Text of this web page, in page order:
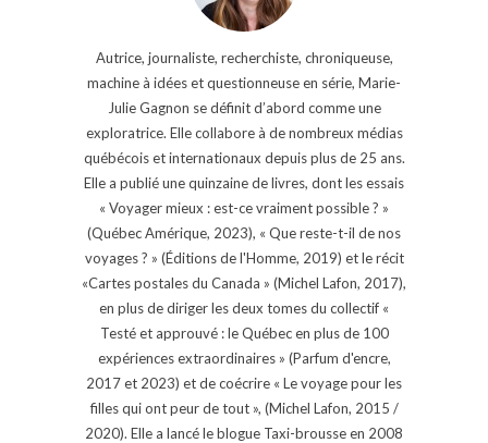
Autrice, journaliste, recherchiste, chroniqueuse,
machine à idées et questionneuse en série, Marie-
Julie Gagnon se définit d’abord comme une
exploratrice. Elle collabore à de nombreux médias
québécois et internationaux depuis plus de 25 ans.
Elle a publié une quinzaine de livres, dont les essais
« Voyager mieux : est-ce vraiment possible ? »
(Québec Amérique, 2023), « Que reste-t-il de nos
voyages ? » (Éditions de l'Homme, 2019) et le récit
«Cartes postales du Canada » (Michel Lafon, 2017),
en plus de diriger les deux tomes du collectif «
Testé et approuvé : le Québec en plus de 100
expériences extraordinaires » (Parfum d'encre,
2017 et 2023) et de coécrire « Le voyage pour les
filles qui ont peur de tout », (Michel Lafon, 2015 /
2020). Elle a lancé le blogue Taxi-brousse en 2008